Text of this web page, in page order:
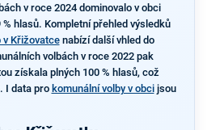
v roce 2024 dominovalo v obci
hlasů. Kompletní přehled výsledků
Křižovatcenabízí další vhled do
volbách v roce 2022 pak
získala plných 100 % hlasů, což
I data pro komunální volby v obcijsou